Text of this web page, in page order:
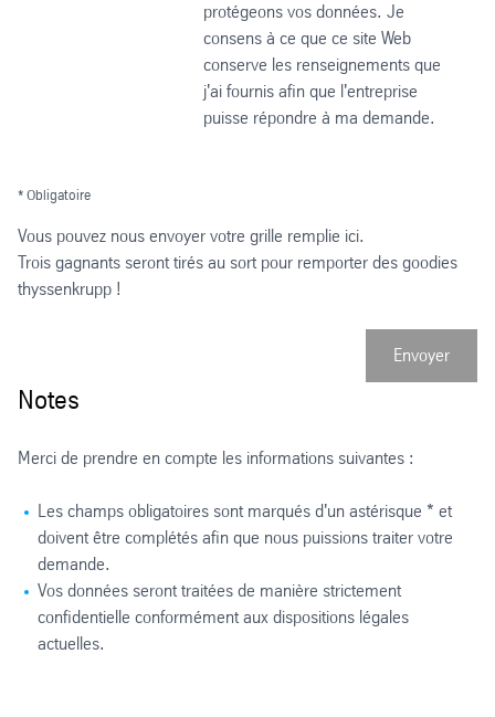
protégeons vos données. Je
consens à ce que ce site Web
conserve les renseignements que
j'ai fournis afin que l'entreprise
puisse répondre à ma demande.
* Obligatoire
Vous pouvez nous envoyer votre grille remplie ici.
Trois gagnants seront tirés au sort pour remporter des goodies
thyssenkrupp !
Envoyer
Notes
Merci de prendre en compte les informations suivantes :
Les champs obligatoires sont marqués d'un astérisque * et
doivent être complétés afin que nous puissions traiter votre
demande.
Vos données seront traitées de manière strictement
confidentielle conformément aux dispositions légales
actuelles.